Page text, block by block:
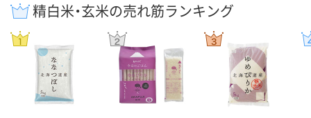
精白米・玄米の売れ筋ランキング